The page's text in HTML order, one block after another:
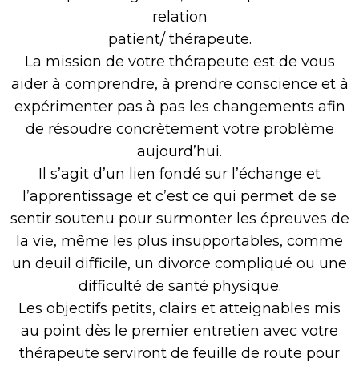
relation
patient/ thérapeute.
La mission de votre thérapeute est de vous
aider à comprendre, à prendre conscience et à
expérimenter pas à pas les changements afin
de résoudre concrètement votre problème
aujourd’hui.
Il s’agit d’un lien fondé sur l’échange et
l’apprentissage et c’est ce qui permet de se
sentir soutenu pour surmonter les épreuves de
la vie, même les plus insupportables, comme
un deuil difficile, un divorce compliqué ou une
difficulté de santé physique.
Les objectifs petits, clairs et atteignables mis
au point dès le premier entretien avec votre
thérapeute serviront de feuille de route pour